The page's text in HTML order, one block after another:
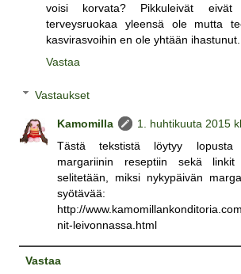
voisi korvata? Pikkuleivät eivät
terveysruokaa yleensä ole mutta
kasvirasvoihin en ole yhtään ihastunut.
Vastaa
Vastaukset
Kamomilla
1. huhtikuuta 2015
Tästä tekstistä löytyy lopusta
margariinin reseptiin sekä linkit
selitetään, miksi nykypäivän
syötävää:
http://
nit-leivonnassa.html
Vastaa